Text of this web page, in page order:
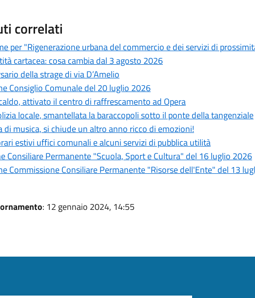
correlati
per "Rigenerazione urbana del commercio e dei servizi di
cartacea: cosa cambia dal 3 agosto 2026
della strage di via D’Amelio
Consiglio Comunale del 20 luglio 2026
attivato il centro di raffrescamento ad Opera
locale, smantellata la baraccopoli sotto il ponte della tangenziale
di musica, si chiude un altro anno ricco di emozioni!
estivi uffici comunali e alcuni servizi di pubblica utilità
Consiliare Permanente "Scuola, Sport e Cultura" del 16 luglio 2026
Commissione Consiliare Permanente "Risorse dell'Ente" del 13
: 12 gennaio 2024, 14:55